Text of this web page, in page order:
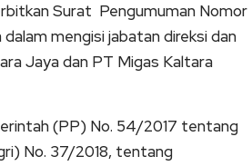
Surat Pengumuman Nomor
mengisi jabatan direksi dan
Jaya dan PT Migas Kaltara
(PP) No. 54/2017 tentang
No. 37/2018, tentang